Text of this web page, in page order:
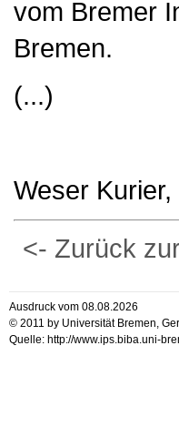
vom Bremer
Bremen.
(...)
Weser
<- Zurück
Ausdruck vom 08.08.2026
© 2011 by Universität Bremen,
Quelle: http://www.ips.biba.uni-